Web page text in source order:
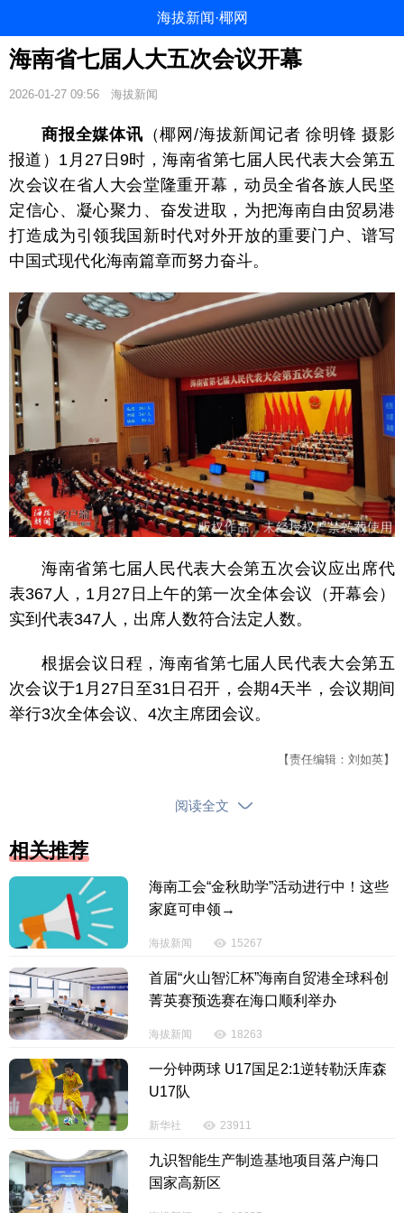
海拔新闻·椰网
海南省七届人大五次会议开幕
2026-01-27 09:56 海拔新闻
商报全媒体讯 （椰网/海拔新闻记者 徐明锋 摄影
报道）1月27日9时，海南省第七届人民代表大会第五
次会议在省人大会堂 隆重开幕，动员全省各族人民坚
定信心、凝心聚力、奋发进取，为把海南自由贸易港
打造成为引领我国新时代对外开放的重要门户、谱写
中国式现代化海南篇章而努力奋斗。
海南省第七届人民代表大会第五次会议应出席代
表367人，1月27日上午的第一次全体会议（开幕会）
实到代表347人，出席人数符合法定人数。
根据会议日程，海南省第七届人民代表大会第五
次会议于1月27日至31日召开，会期4天半，会议期间
举行3次全体会议、4次主席团会议。
【责任编辑：刘如英】
版权声明：国际旅游岛商报全媒体文字、图片、视频、音频等版权作
品，欢迎转发，但非经本报书面授权同意，严禁包括但不限于转载或改
编、引用等，违者必追究法律责任。
投诉电话：0898-65818181
阅读全文
相关推荐
海南工会“金秋助学”活动进行中！这些
家庭可申领→
海拔新闻 15267
首届“火山智汇杯”海南自贸港全球科创
菁英赛预选赛在海口顺利举办
海拔新闻 18263
一分钟两球 U17国足2:1逆转勒沃库森
U17队
新华社 23911
九识智能生产制造基地项目落户海口
国家高新区